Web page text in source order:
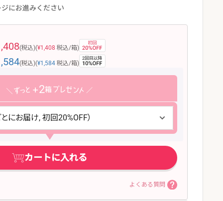
にお進みください
(税込)(¥1,408 税込/箱)
(税込)(¥1,584 税込/箱)
2
カートに入れる
よくある質問